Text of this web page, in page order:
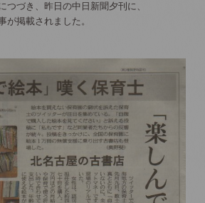
つづき、昨日の中日新聞夕刊に、
が掲載されました。